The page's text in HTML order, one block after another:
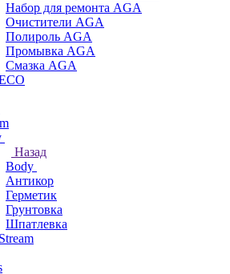
Набор для ремонта AGA
Очистители AGA
Полироль AGA
Промывка AGA
Смазка AGA
Назад
Body
Антикор
Герметик
Грунтовка
Шпатлевка